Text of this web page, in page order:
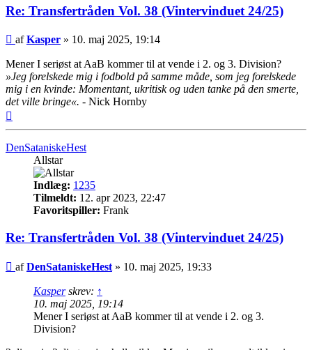
Re: Transfertråden Vol. 38 (Vintervinduet 24/25)
Indlæg
afKasper » 10. maj 2025, 19:14
Mener I seriøst at AaB kommer til at vende i 2. og 3. Division?
»Jeg forelskede mig i fodbold på samme måde, som jeg forelskede
mig i en kvinde: Momentant, ukritisk og uden tanke på den smerte,
det ville bringe«. - Nick Hornby
DenSataniskeHest
Allstar
Indlæg: 1235
Tilmeldt: 12. apr 2023, 22:47
Favoritspiller: Frank
Re: Transfertråden Vol. 38 (Vintervinduet 24/25)
Indlæg
afDenSataniskeHest » 10. maj 2025, 19:33
Kasperskrev: ↑
10. maj 2025, 19:14
Mener I seriøst at AaB kommer til at vende i 2. og 3.
Division?